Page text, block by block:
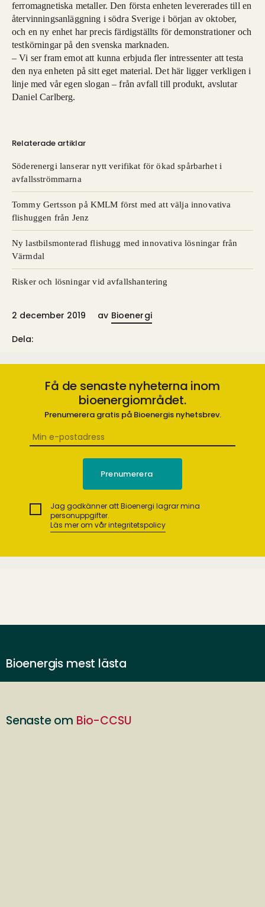
ferromagnetiska metaller. Den första enheten levererades till en
återvinningsanläggning i södra Sverige i början av oktober,
och en ny enhet har precis färdigställts för demonstrationer och
testkörningar på den svenska marknaden.
– Vi ser fram emot att kunna erbjuda fler intressenter att testa
den nya enheten på sitt eget material. Det här ligger verkligen i
linje med vår egen slogan – från avfall till produkt, avslutar
Daniel Carlberg.
Relaterade artiklar
Söderenergi lanserar nytt verifikat för ökad spårbarhet i
avfallsströmmarna
Tommy Gertsson på KMLM först med att välja innovativa
flishuggen från Jenz
Ny lastbilsmonterad flishugg med innovativa lösningar från
Värmdal
Risker och lösningar vid avfallshantering
2 december 2019 av Bioenergi
Dela:
Få de senaste nyheterna inom
bioenergiområdet.
Prenumerera gratis på Bioenergis nyhetsbrev.
Jag godkänner att Bioenergi lagrar mina
personuppgifter.
Läs mer om vår integritetspolicy
Bioenergis mest lästa
Senaste om Bio-CCSU